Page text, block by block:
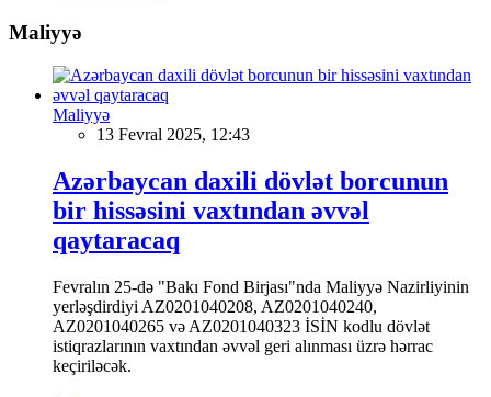
Maliyyə
Maliyyə
13 Fevral 2025, 12:43
Azərbaycan daxili dövlət borcunun
bir hissəsini vaxtından əvvəl
qaytaracaq
Fevralın 25-də "Bakı Fond Birjası"nda Maliyyə Nazirliyinin
yerləşdirdiyi AZ0201040208, AZ0201040240,
AZ0201040265 və AZ0201040323 İSİN kodlu dövlət
istiqrazlarının vaxtından əvvəl geri alınması üzrə hərrac
keçiriləcək.